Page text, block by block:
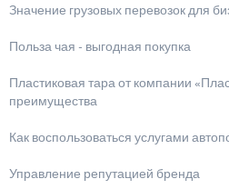
Значение грузовых перевозок для
Польза чая - выгодная покупка
Пластиковая тара от компании
преимущества
Как воспользоваться услугами
Управление репутацией бренда